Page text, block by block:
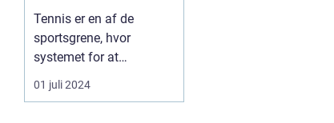
Tennis er en af de
sportsgrene, hvor
systemet for at
arrangere turneringer har
afgørende betydning for
01 juli 2024